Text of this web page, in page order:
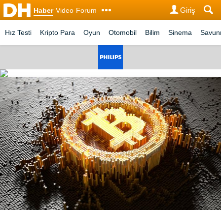
Haber Video Forum Giriş
Hız Testi Kripto Para Oyun Otomobil Bilim Sinema